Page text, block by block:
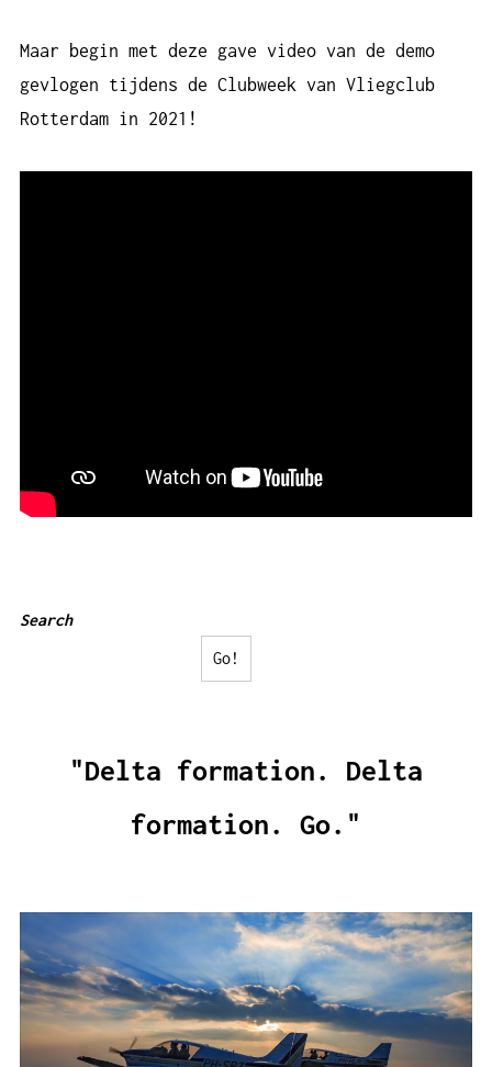
Maar begin met deze gave video van de demo
gevlogen tijdens de Clubweek van Vliegclub
Rotterdam in 2021!
Search
Go!
"Delta formation. Delta
formation. Go."